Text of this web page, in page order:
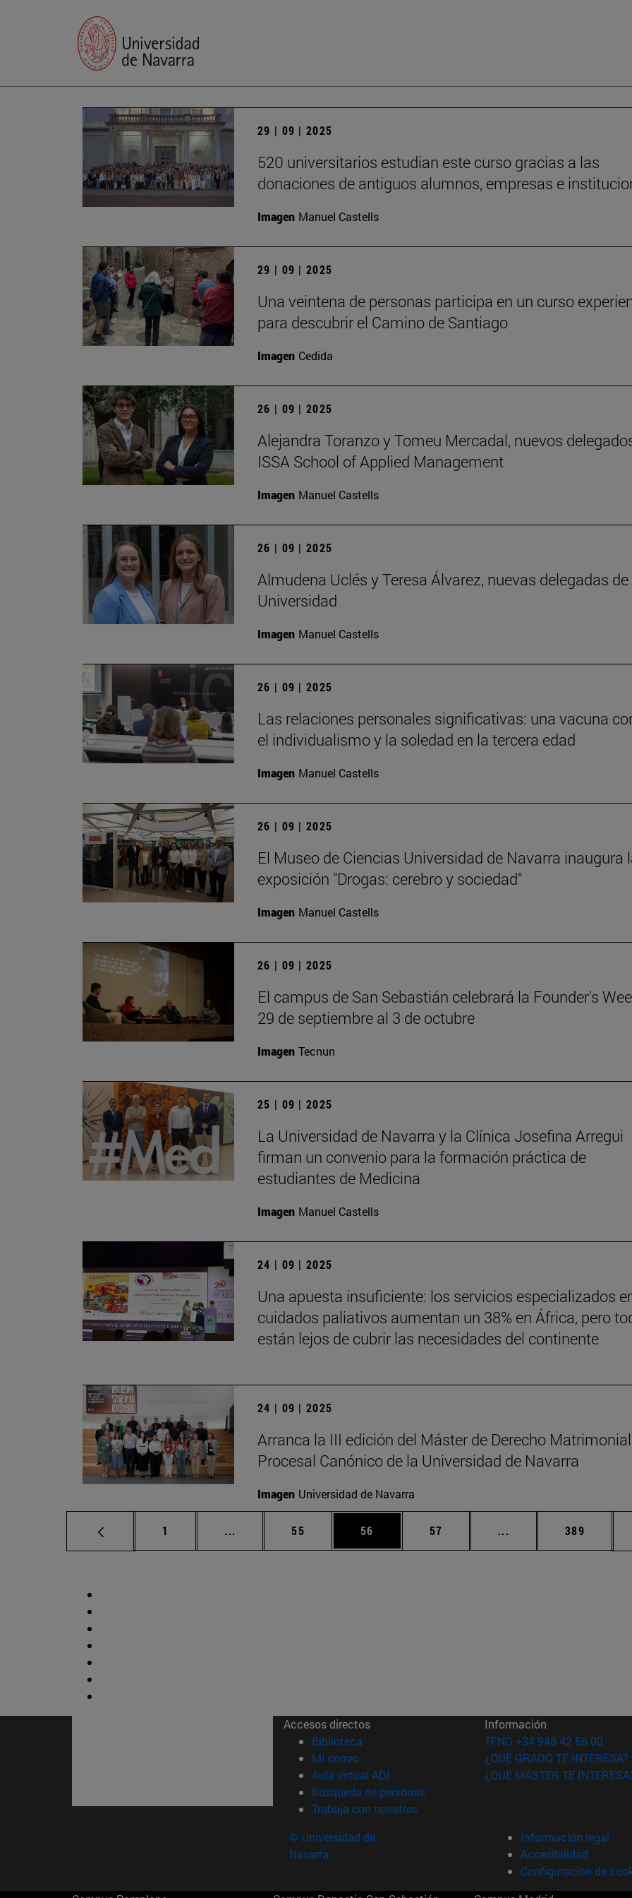
29 | 09 | 2025
520 universitarios estudian este curso gracias a las
donaciones de antiguos alumnos, empresas e
Imagen Manuel Castells
29 | 09 | 2025
Una veintena de personas participa en un curso
para descubrir el Camino de Santiago
Imagen Cedida
26 | 09 | 2025
Alejandra Toranzo y Tomeu Mercadal, nuevos
ISSA School of Applied Management
Imagen Manuel Castells
26 | 09 | 2025
Almudena Uclés y Teresa Álvarez, nuevas delegadas de
Universidad
Imagen Manuel Castells
26 | 09 | 2025
Las relaciones personales significativas: una vacuna
el individualismo y la soledad en la tercera edad
Imagen Manuel Castells
26 | 09 | 2025
El Museo de Ciencias Universidad de Navarra inaugura
exposición "Drogas: cerebro y sociedad"
Imagen Manuel Castells
26 | 09 | 2025
El campus de San Sebastián celebrará la Founder's
29 de septiembre al 3 de octubre
Imagen Tecnun
25 | 09 | 2025
La Universidad de Navarra y la Clínica Josefina Arregui
firman un convenio para la formación práctica de
estudiantes de Medicina
Imagen Manuel Castells
24 | 09 | 2025
Una apuesta insuficiente: los servicios especializados
cuidados paliativos aumentan un 38% en África, pero
están lejos de cubrir las necesidades del continente
24 | 09 | 2025
Arranca la III edición del Máster de Derecho
Procesal Canónico de la Universidad de Navarra
Imagen Universidad de Navarra
Página
1 ... Páginas intermedias Use TAB para desplazarse.
Página
55 Página
56 Página
57 ... Páginas intermedias
Página
389
Accesos directos
Biblioteca (abre en nueva ventana)
Mi correo(abre en nueva ventana)
Aula virtual ADI (abre en nueva ventana)
Búsqueda de personas(abre en nueva ventana)
Trabaja con nosotros(abre en nueva ventana)
Información
TFNO +34 948 42 56 00
¿QUÉ GRADO TE INTERESA?
¿QUÉ MÁSTER TE
© Universidad de
Navarra
Información legal
Accesibilidad
Configuración de